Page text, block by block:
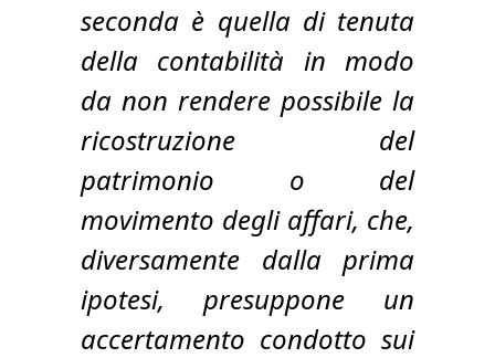
seconda è quella di tenuta
della contabilità in modo
da non rendere possibile la
ricostruzione del
patrimonio o del
movimento degli affari, che,
diversamente dalla prima
ipotesi, presuppone un
accertamento condotto sui